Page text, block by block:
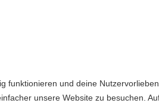
funktionieren und deine
unsere Website zu besuchen.